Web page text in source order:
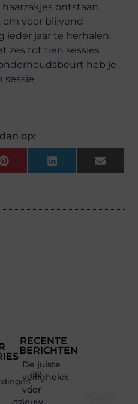
ontstaan.
voor blijvend
ieder jaar te herhalen.
zes tot tien sessies
heb je
sessie.
op:
PinterestLinkedInEmail
(32
)
RECENTE
BERICHTEN
De juiste
veiligheidsschoenen
voor